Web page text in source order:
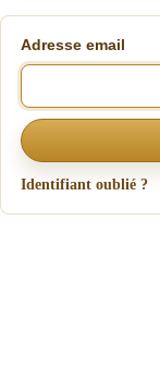
Adresse email
Identifiant oublié ?